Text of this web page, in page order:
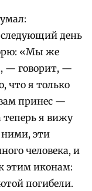
день
«Мы же
— говорит, —
что я только
принес —
я вижу
ними, эти
человека, и
этим иконам:
погибели.